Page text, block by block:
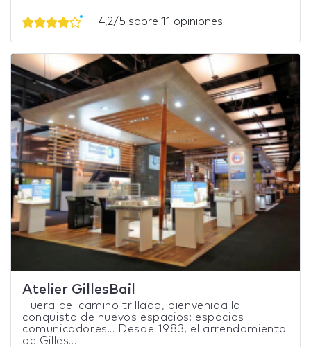
4,2/5 sobre 11 opiniones
Atelier GillesBail
Fuera del camino trillado, bienvenida la
conquista de nuevos espacios: espacios
comunicadores... Desde 1983, el arrendamiento
de Gilles...